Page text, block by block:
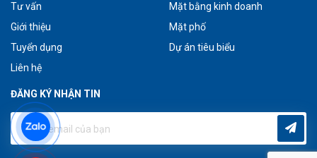
Tư vấn
Giới thiệu
Tuyển dụng
Liên hệ
Mặt bằng kinh doanh
Mặt phố
Dự án tiêu biểu
ĐĂNG KÝ NHẬN TIN